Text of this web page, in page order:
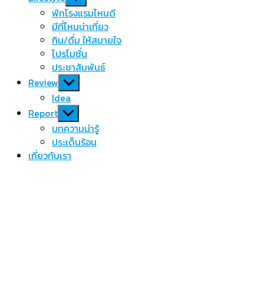
sub
menu
พักโรงแรมไหนดี
มีที่ไหนน่าเที่ยว
กิน/ดื่ม ให้สบายใจ
โปรโมชั่น
ประชาสัมพันธ์
Review Show
sub
menu
Idea
Report Show
sub
menu
บทความน่ารู้
ประเด็นร้อน
เกี่ยวกับเรา